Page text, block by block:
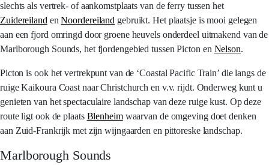
slechts als vertrek- of aankomstplaats van de ferry tussen het
Zuidereiland enNoordereiland gebruikt. Het plaatsje is mooi gelegen
aan een fjord omringd door groene heuvels onderdeel uitmakend van de
Marlborough Sounds, het fjordengebied tussen Picton en Nelson.
Picton is ook het vertrekpunt van de ‘Coastal Pacific Train’ die langs de
ruige Kaikoura Coast naar Christchurch en v.v. rijdt. Onderweg kunt u
genieten van het spectaculaire landschap van deze ruige kust. Op deze
route ligt ook de plaats Blenheimwaarvan de omgeving doet denken
aan Zuid-Frankrijk met zijn wijngaarden en pittoreske landschap.
Marlborough Sounds